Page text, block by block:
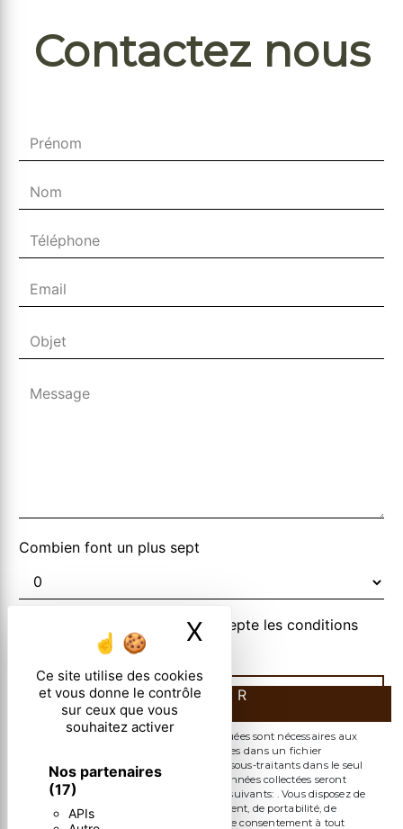
Ce site utilise des cookies
et vous donne le contrôle
sur ceux que vous
souhaitez activer
Nos partenaires
(17)
APIs
X Masquer le
Contactez nous
Combien font un plus sept
En cochant cette case, j'accepte les conditions
particulières ci-dessous **
ENVOYER
** Les données personnelles communiquées sont nécessaires aux
fins de vous contacter et sont enregistrées dans un fichier
informatisé. Elles sont destinées à et ses sous-traitants dans le seul
but de répondre à votre message. Les données collectées seront
communiquées aux seuls destinataires suivants: . Vous disposez de
droits d’accès, de rectification, d’effacement, de portabilité, de
limitation, d’opposition, de retrait de votre consentement à tout